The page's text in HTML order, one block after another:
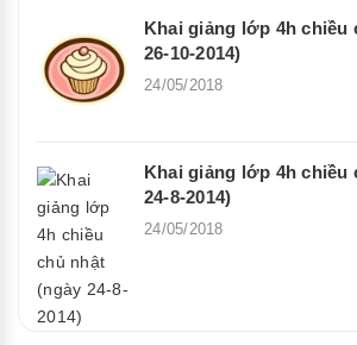
Khai giảng lớp 4h chiều
26-10-2014)
24/05/2018
Khai giảng lớp 4h chiều
24-8-2014)
24/05/2018